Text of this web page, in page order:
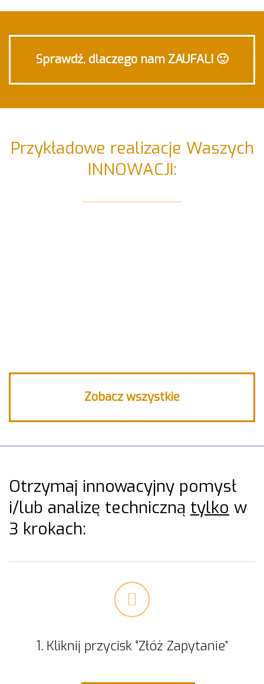
Sprawdź, dlaczego nam ZAUFALI 🙂
Przykładowe realizacje Waszych
INNOWACJI:
Zobacz wszystkie
Otrzymaj innowacyjny pomysł
i/lub analizę techniczną tylko w
3 krokach:
1. Kliknij przycisk “Złóż Zapytanie”